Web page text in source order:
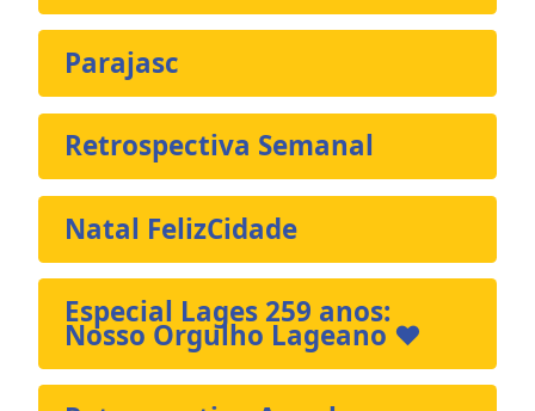
Parajasc
Retrospectiva Semanal
Natal FelizCidade
Especial Lages 259 anos:
Nosso Orgulho Lageano ❤️